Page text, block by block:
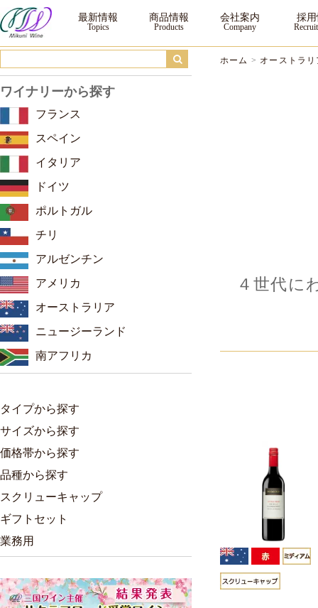
ドミニク・ワインズ ｜三国ワイン
最新情報 商品情報 会社案内 採
ホーム > オーストラリ
４世代に
ワイナリーから探す
フランス
スペイン
イタリア
ドイツ
ポルトガル
チリ
アルゼンチン
アメリカ
オーストラリア
ニュージーランド
南アフリカ
タイプから探す
サイズから探す
価格帯から探す
品種から探す
スクリューキャップ
ギフトセット
業務用